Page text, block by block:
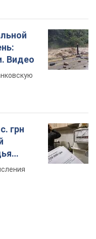
Видео
грн